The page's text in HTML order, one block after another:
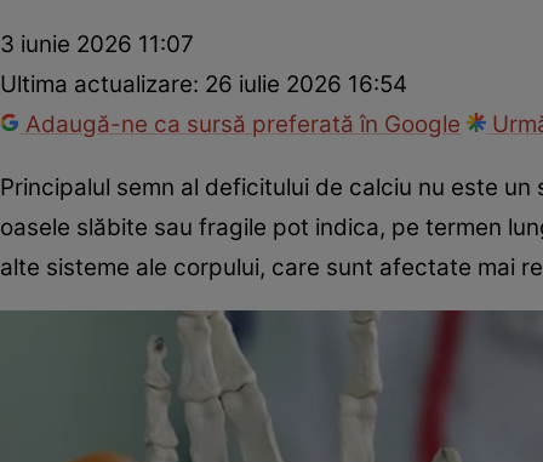
3 iunie 2026 11:07
Ultima actualizare: 26 iulie 2026 16:54
Adaugă-ne ca sursă preferată în Google
Principalul semn al deficitului de calciu nu este
oasele slăbite sau fragile pot indica, pe termen
alte sisteme ale corpului, care sunt afectate mai